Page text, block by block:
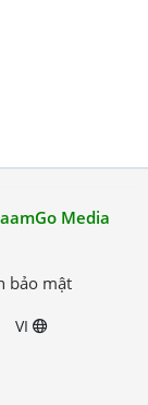
Media
bảo mật
VI